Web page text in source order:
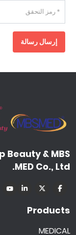
إرسال رسالة
Beauty & MBS
MED Co., Ltd.
Products
MEDICAL